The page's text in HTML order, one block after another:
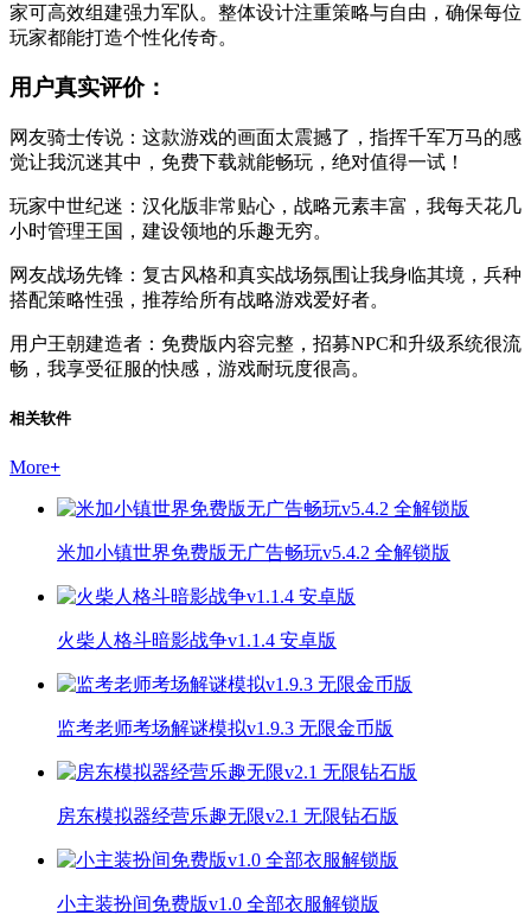
家可高效组建强力军队。整体设计注重策略与自由，确保每位
玩家都能打造个性化传奇。
用户真实评价：
网友骑士传说：这款游戏的画面太震撼了，指挥千军万马的感
觉让我沉迷其中，免费下载就能畅玩，绝对值得一试！
玩家中世纪迷：汉化版非常贴心，战略元素丰富，我每天花几
小时管理王国，建设领地的乐趣无穷。
网友战场先锋：复古风格和真实战场氛围让我身临其境，兵种
搭配策略性强，推荐给所有战略游戏爱好者。
用户王朝建造者：免费版内容完整，招募NPC和升级系统很流
畅，我享受征服的快感，游戏耐玩度很高。
相关软件
More+
米加小镇世界免费版无广告畅玩v5.4.2 全解锁版
火柴人格斗暗影战争v1.1.4 安卓版
监考老师考场解谜模拟v1.9.3 无限金币版
房东模拟器经营乐趣无限v2.1 无限钻石版
小主装扮间免费版v1.0 全部衣服解锁版